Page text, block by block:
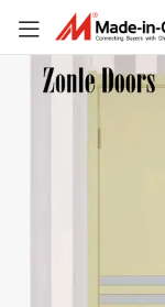
Desain Eropa Pintu